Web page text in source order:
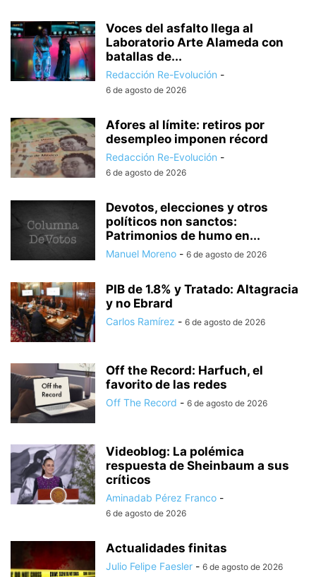
Voces del asfalto llega al
Laboratorio Arte Alameda con
batallas de...
Redacción Re-Evolución -
6 de agosto de 2026
Afores al límite: retiros por
desempleo imponen récord
Redacción Re-Evolución -
6 de agosto de 2026
Devotos, elecciones y otros
políticos non sanctos:
Patrimonios de humo en...
Manuel Moreno - 6 de agosto de 2026
PIB de 1.8% y Tratado: Altagracia
y no Ebrard
Carlos Ramírez - 6 de agosto de 2026
Off the Record: Harfuch, el
favorito de las redes
Off The Record - 6 de agosto de 2026
Videoblog: La polémica
respuesta de Sheinbaum a sus
críticos
Aminadab Pérez Franco -
6 de agosto de 2026
Actualidades finitas
Julio Felipe Faesler - 6 de agosto de 2026